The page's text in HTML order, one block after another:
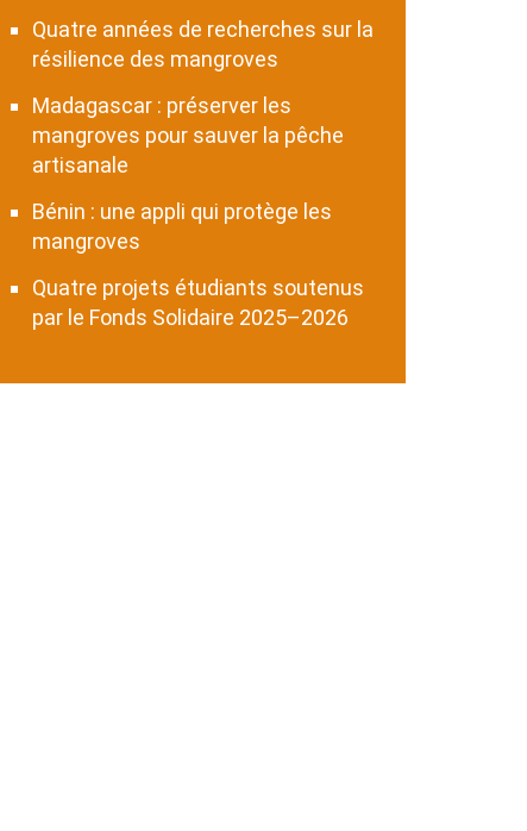
Quatre années de recherches sur la
résilience des mangroves
Madagascar : préserver les
mangroves pour sauver la pêche
artisanale
Bénin : une appli qui protège les
mangroves
Quatre projets étudiants soutenus
par le Fonds Solidaire 2025–2026